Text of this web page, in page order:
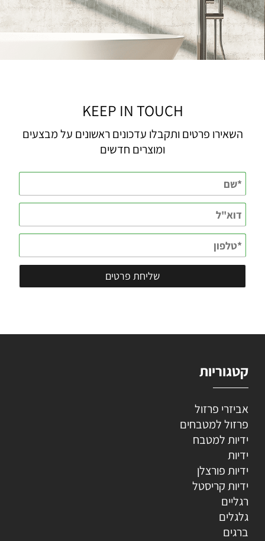
KEEP IN TOUCH
השאירו פרטים ותקבלו עדכונים ראשונים על מבצעים
ומוצרים חדשים
קטגוריות
אביזרי פרזול
פרזול למטבחים
ידיות למטבח
ידיות
ידיות פורצלן
ידיות קריסטל
רגליים
גלגלים
ברגים